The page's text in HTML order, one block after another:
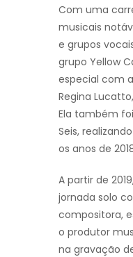
Com uma
musicais
e grupos
grupo Yellow
especial com
Regina
Ela também
Seis,
os anos de
A partir de
jornada solo
compositora,
o produtor
na gravação